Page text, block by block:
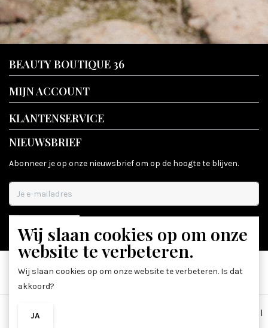
BEAUTY BOUTIQUE 36
MIJN ACCOUNT
KLANTENSERVICE
NIEUWSBRIEF
Abonneer je op onze nieuwsbrief om op de hoogte te blijven.
ABONNEER
Algemene voorwaarden
|
Wij slaan cookies op om onze
website te verbeteren.
Wij slaan cookies op om onze website te verbeteren. Is dat
akkoord?
JA